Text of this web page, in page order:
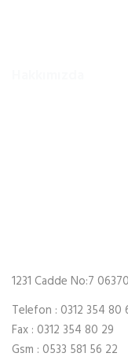
1231 Cadde No:7
Telefon : 0312 354 80
Fax : 0312 354 80 29
Gsm : 0533 581 56 22